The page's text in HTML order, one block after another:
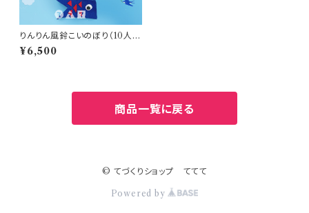
りんりん風鈴こいのぼり（10人
分）
¥6,500
商品一覧に戻る
© てづくりショップ ててて
Powered by